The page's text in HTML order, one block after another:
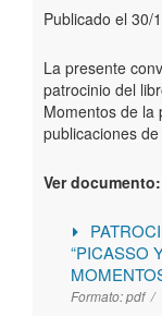
Publicado el 30/
La presente
patrocinio del
Momentos de la
publicaciones
Ver documento:
“PICASSO
Formato:pdf /